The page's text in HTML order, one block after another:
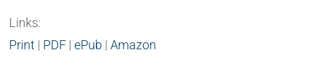
Links:
Print | PDF |ePub |Amazon